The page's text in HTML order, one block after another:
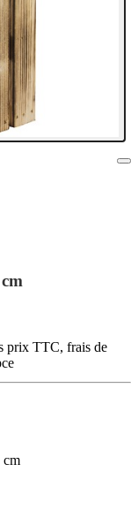
prix TTC, frais de
cm